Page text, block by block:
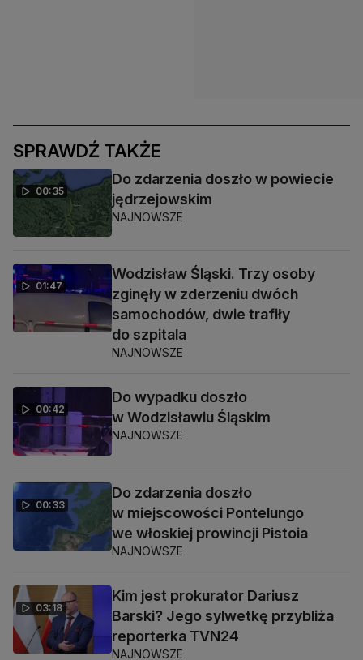
SPRAWDŹ TAKŻE
00:35
Do zdarzenia doszło w powiecie
jędrzejowskim
NAJNOWSZE
01:47
Wodzisław Śląski. Trzy osoby
zginęły w zderzeniu dwóch
samochodów, dwie trafiły
do szpitala
NAJNOWSZE
00:42
Do wypadku doszło
w Wodzisławiu Śląskim
NAJNOWSZE
00:33
Do zdarzenia doszło
w miejscowości Pontelungo
we włoskiej prowincji Pistoia
NAJNOWSZE
03:18
Kim jest prokurator Dariusz
Barski? Jego sylwetkę przybliża
reporterka TVN24
NAJNOWSZE